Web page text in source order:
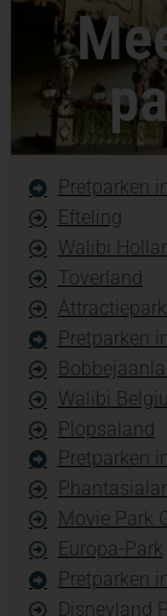
Pretparken
Efteling
Walibi
Toverland
Pretparken
Walibi
Plopsaland
Pretparken
Movie Park
Europa-Park
Pretparken
Disneyland